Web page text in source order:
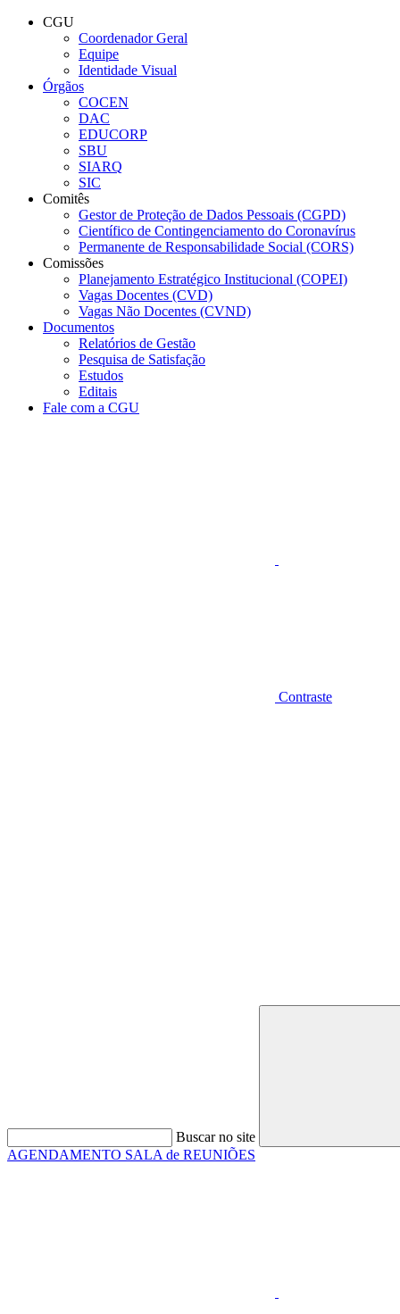
Conteúdo principal
CGU
Coordenador Geral
Equipe
Identidade Visual
Órgãos
COCEN
DAC
EDUCORP
SBU
SIARQ
SIC
Comitês
Gestor de Proteção de Dados Pessoais (CGPD)
Científico de Contingenciamento do Coronavírus
Permanente de Responsabilidade Social (CORS)
Comissões
Planejamento Estratégico Institucional (COPEI)
Vagas Docentes (CVD)
Vagas Não Docentes (CVND)
Documentos
Relatórios de Gestão
Pesquisa de Satisfação
Estudos
Editais
Fale com a CGU
Contraste
Buscar no site
AGENDAMENTO SALA de REUNIÕES